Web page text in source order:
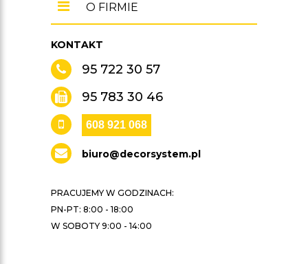
KONTAKT
95 722 30 57
95 783 30 46
608 921 068
biuro@decorsystem.pl
PRACUJEMY W GODZINACH:
PN-PT: 8:00 - 18:00
W SOBOTY 9:00 - 14:00
O FIRMIE